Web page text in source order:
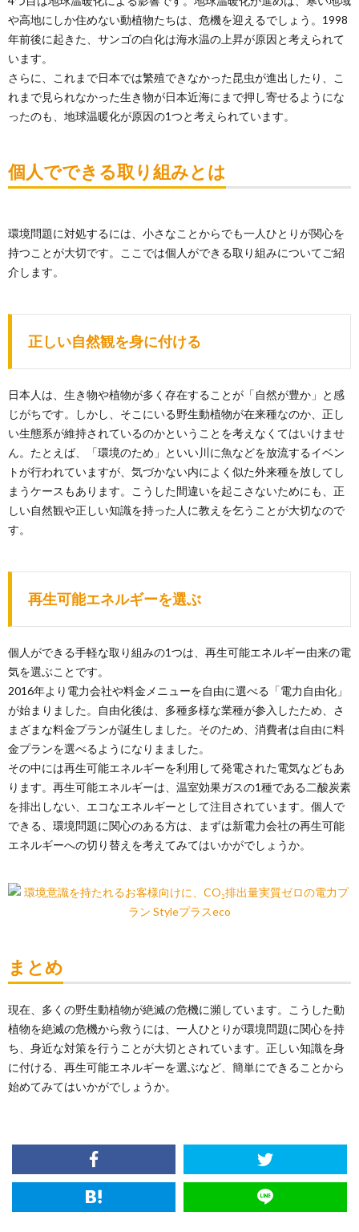
や高地にしか住めない動植物たちは、危機を迎えるでしょう。1998
年前後に起きた、サンゴの白化は海水温の上昇が原因と考えられて
います。
さらに、これまで日本では繁殖できなかった昆虫が進出したり、こ
れまで見られなかった生き物が日本近海にまで押し寄せるようにな
ったのも、地球温暖化が原因の1つと考えられています。
個人でできる取り組みとは
環境問題に対処するには、小さなことからでも一人ひとりが関心を
持つことが大切です。ここでは個人ができる取り組みについてご紹
介します。
正しい自然観を身に付ける
日本人は、生き物や植物が多く存在することが「自然が豊か」と感
じがちです。しかし、そこにいる野生動植物が在来種なのか、正し
い生態系が維持されているのかということを考えなくてはいけませ
ん。たとえば、「環境のため」といい川に魚などを放流するイベン
トが行われていますが、気づかない内によく似た外来種を放してし
まうケースもあります。こうした間違いを起こさないためにも、正
しい自然観や正しい知識を持った人に教えを乞うことが大切なので
す。
再生可能エネルギーを選ぶ
個人ができる手軽な取り組みの1つは、再生可能エネルギー由来の電
気を選ぶことです。
2016年より電力会社や料金メニューを自由に選べる「電力自由化」
が始まりました。自由化後は、多種多様な業種が参入したため、さ
まざまな料金プランが誕生しました。そのため、消費者は自由に料
金プランを選べるようになりまました。
その中には再生可能エネルギーを利用して発電された電気などもあ
ります。再生可能エネルギーは、温室効果ガスの1種である二酸炭素
を排出しない、エコなエネルギーとして注目されています。個人で
できる、環境問題に関心のある方は、まずは新電力会社の再生可能
エネルギーへの切り替えを考えてみてはいかがでしょうか。
まとめ
現在、多くの野生動植物が絶滅の危機に瀕しています。こうした動
植物を絶滅の危機から救うには、一人ひとりが環境問題に関心を持
ち、身近な対策を行うことが大切とされています。正しい知識を身
に付ける、再生可能エネルギーを選ぶなど、簡単にできることから
始めてみてはいかがでしょうか。